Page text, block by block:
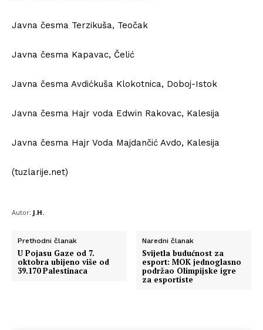
Javna česma Terzikuša, Teočak
Javna česma Kapavac, Čelić
Javna česma Avdićkuša Klokotnica, Doboj-Istok
Javna česma Hajr voda Edwin Rakovac, Kalesija
Javna česma Hajr Voda Majdančić Avdo, Kalesija
(tuzlarije.net)
Autor: J.H.
Prethodni članak
U Pojasu Gaze od 7.
oktobra ubijeno više od
39.170 Palestinaca
Naredni članak
Svijetla budućnost za
esport: MOK jednoglasno
podržao Olimpijske igre
za esportiste